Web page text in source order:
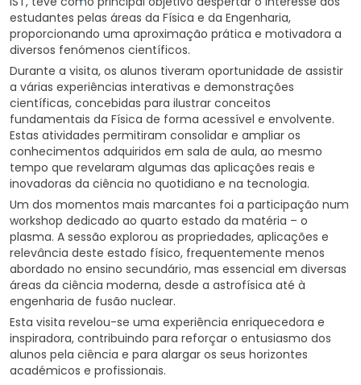
estudantes pelas áreas da Física e da Engenharia,
proporcionando uma aproximação prática e motivadora a
diversos fenómenos científicos.
Durante a visita, os alunos tiveram oportunidade de assistir
a várias experiências interativas e demonstrações
científicas, concebidas para ilustrar conceitos
fundamentais da Física de forma acessível e envolvente.
Estas atividades permitiram consolidar e ampliar os
conhecimentos adquiridos em sala de aula, ao mesmo
tempo que revelaram algumas das aplicações reais e
inovadoras da ciência no quotidiano e na tecnologia.
Um dos momentos mais marcantes foi a participação num
workshop dedicado ao quarto estado da matéria – o
plasma. A sessão explorou as propriedades, aplicações e
relevância deste estado físico, frequentemente menos
abordado no ensino secundário, mas essencial em diversas
áreas da ciência moderna, desde a astrofísica até à
engenharia de fusão nuclear.
Esta visita revelou-se uma experiência enriquecedora e
inspiradora, contribuindo para reforçar o entusiasmo dos
alunos pela ciência e para alargar os seus horizontes
académicos e profissionais.